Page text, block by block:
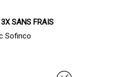
SANS FRAIS
Sofinco